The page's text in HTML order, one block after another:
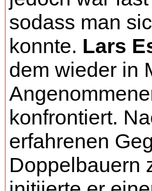
sodass man
konnte. Lars
dem wieder in
konfrontiert.
erfahrenen
Doppelbauern